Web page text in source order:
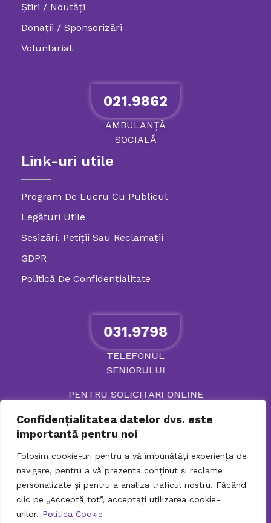
Confidențialitatea datelor dvs. este
importantă pentru noi
Folosim cookie-uri pentru a vă îmbunătăți experiența de
navigare, pentru a vă prezenta conținut și reclame
personalizate și pentru a analiza traficul nostru. Făcând
clic pe „Acceptă tot”, acceptați utilizarea cookie-
urilor. Politica Cookie
Știri / Noutăți
Donații / Sponsorizări
Voluntariat
021.9862
AMBULANȚĂ
SOCIALĂ
Link-uri utile
Program De Lucru Cu Publicul
Legături Utile
Sesizări, Petiţii Sau Reclamații
GDPR
Politică De Confidenţialitate
031.9798
TELEFONUL
SENIORULUI
PENTRU SOLICITARI ONLINE
© 2026 Directia Generala de Asistenta Sociala si